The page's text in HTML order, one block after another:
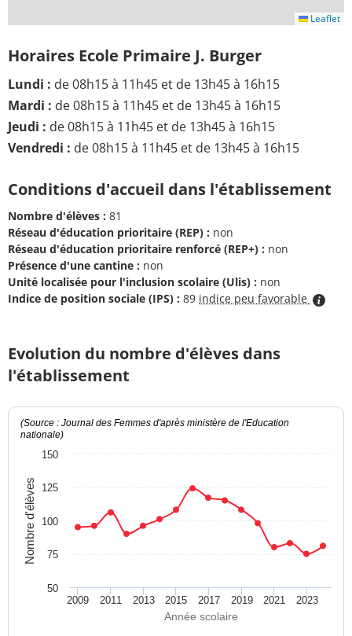
Leaflet
Horaires Ecole Primaire J. Burger
Lundi : de 08h15 à 11h45 et de 13h45 à 16h15
Mardi : de 08h15 à 11h45 et de 13h45 à 16h15
Jeudi : de 08h15 à 11h45 et de 13h45 à 16h15
Vendredi : de 08h15 à 11h45 et de 13h45 à 16h15
Conditions d'accueil dans l'établissement
Nombre d'élèves : 81
Réseau d'éducation prioritaire (REP) : non
Réseau d'éducation prioritaire renforcé (REP+) : non
Présence d'une cantine : non
Unité localisée pour l'inclusion scolaire (Ulis) : non
Indice de position sociale (IPS) : 89 indice peu favorable
Evolution du nombre d'élèves dans
l'établissement
Année scolaire
Nombre d'élèves
(Source : Journal des Femmes d'après ministère de l'Education
nationale)
2009 2011 2013 2015 2017 2019 2021 2023
100
50
75
125
150